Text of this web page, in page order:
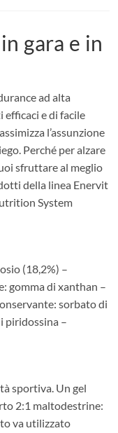
gara e in
ad alta
e di facile
l’assunzione
Perché per alzare
sfruttare al meglio
della linea Enervit
System
(18,2%) –
gomma di xanthan –
sorbato di
piridossina –
sportiva. Un gel
2:1 maltodestrine:
va utilizzato